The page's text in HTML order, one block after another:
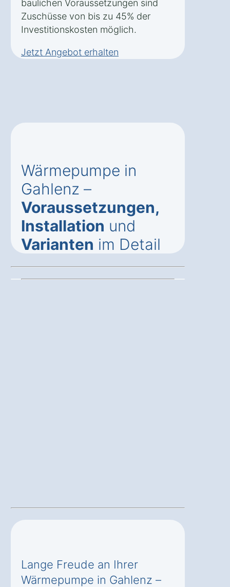
baulichen Voraussetzungen sind
Zuschüsse von bis zu 45% der
Investitionskosten möglich.
Jetzt Angebot erhalten
Wärmepumpe in
Gahlenz –
Voraussetzungen,
Installation und
Varianten im Detail
Lange Freude an Ihrer
Wärmepumpe in Gahlenz –